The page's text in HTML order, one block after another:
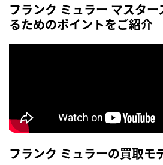
フランク ミュラー マスタ
るためのポイントをご紹介
フランク ミュラーの買取モ